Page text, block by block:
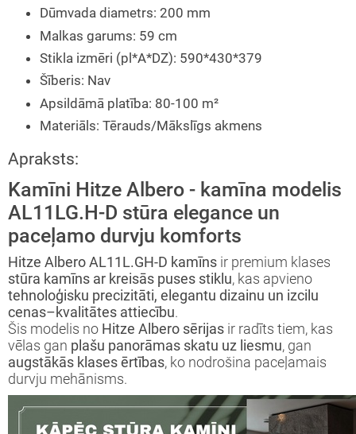
Dūmvada diametrs: 200 mm
Malkas garums: 59 cm
Stikla izmēri (pl*A*DZ): 590*430*379
Šīberis: Nav
Apsildāmā platība: 80-100 m²
Materiāls: Tērauds/Mākslīgs akmens
Apraksts:
Kamīni Hitze Albero - kamīna modelis
AL11LG.H-D stūra elegance un
paceļamo durvju komforts
Hitze Albero AL11L.GH-D kamīns ir premium klases
stūra kamīns ar kreisās puses stiklu, kas apvieno
tehnoloģisku precizitāti, elegantu dizainu un izcilu
cenas–kvalitātes attiecību.
Šis modelis no Hitze Albero sērijas ir radīts tiem, kas
vēlas gan plašu panorāmas skatu uz liesmu, gan
augstākās klases ērtības, ko nodrošina paceļamais
durvju mehānisms.